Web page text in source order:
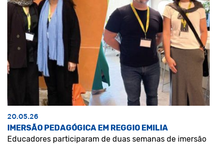
20.05.26
IMERSÃO PEDAGÓGICA EM REGGIO EMILIA
Educadores participaram de duas semanas de imersão